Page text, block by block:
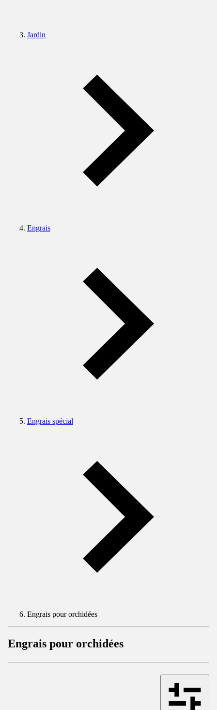
Jardin
Engrais
Engrais spécial
Engrais pour orchidées
Engrais pour orchidées